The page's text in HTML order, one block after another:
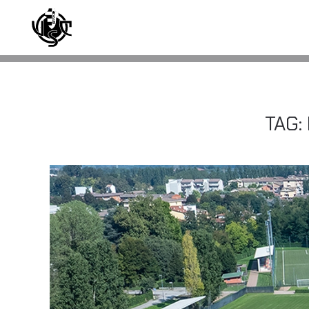
Skip to main content
TAG: